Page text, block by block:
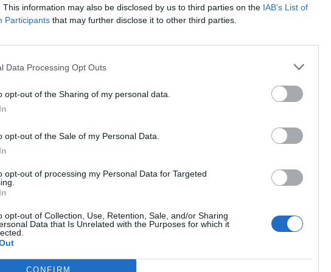
This information may also be disclosed by us to third parties on the IAB’s List of
Participants that may further disclose it to other third parties.
Data Processing Opt Outs
opt-out of the Sharing of my personal data.
opt-out of the Sale of my Personal Data.
opt-out of processing my Personal Data for Targeted
opt-out of Collection, Use, Retention, Sale, and/or Sharing
Data that Is Unrelated with the Purposes for which it
CONFIRM
έχουν προχωρήσει σε ρύθμιση και τι δείχνουν τα νέα
από την ΑΑΔΕ για μισθωτούς και συνταξιούχους
υψηλού κινδύνου για φορολογικές
Ποιοι κινδυνεύουν να βρεθούν στη λίστα της
ανοίγει τον δρόμο για πωλήσεις και αποπληρωμή